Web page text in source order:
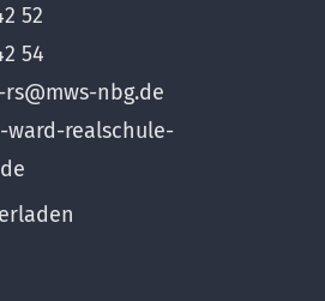
52
54
nbg.de
ward-realschule-